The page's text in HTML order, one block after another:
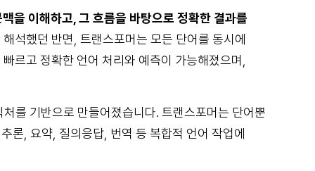
을 이해하고, 그 흐름을 바탕으로 정확한 결과를
석했던 반면, 트랜스포머는 모든 단어를 동시에
르고 정확한 언어 처리와 예측이 가능해졌으며,
를 기반으로 만들어졌습니다. 트랜스포머는 단어뿐
론, 요약, 질의응답, 번역 등 복합적 언어 작업에